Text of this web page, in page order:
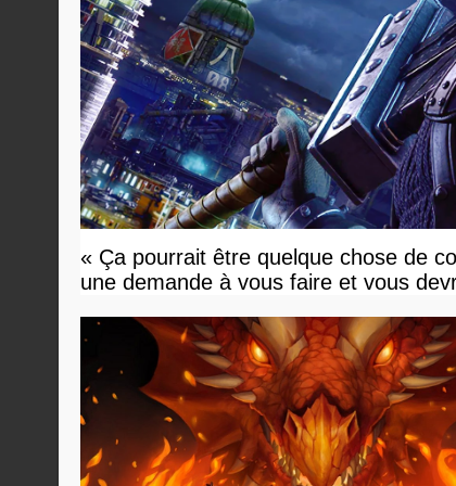
« Ça pourrait être quelque chose de
une demande à vous faire et vous